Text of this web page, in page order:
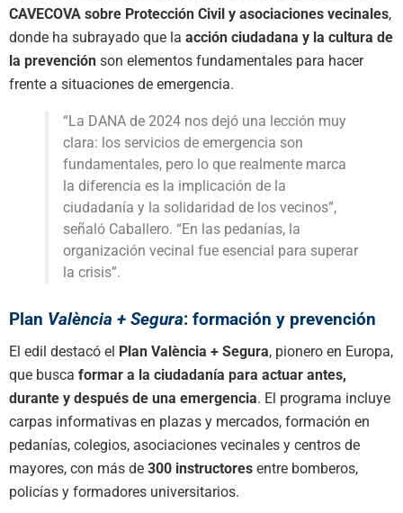
CAVECOVA sobre Protección Civil y asociaciones vecinales,
donde ha subrayado que la acción ciudadana y la cultura de
la prevención son elementos fundamentales para hacer
frente a situaciones de emergencia.
“La DANA de 2024 nos dejó una lección muy
clara: los servicios de emergencia son
fundamentales, pero lo que realmente marca
la diferencia es la implicación de la
ciudadanía y la solidaridad de los vecinos”,
señaló Caballero. “En las pedanías, la
organización vecinal fue esencial para superar
la crisis”.
Plan València + Segura: formación y prevención
El edil destacó el Plan València + Segura, pionero en Europa,
que busca formar a la ciudadanía para actuar antes,
durante y después de una emergencia. El programa incluye
carpas informativas en plazas y mercados, formación en
pedanías, colegios, asociaciones vecinales y centros de
mayores, con más de 300 instructores entre bomberos,
policías y formadores universitarios.